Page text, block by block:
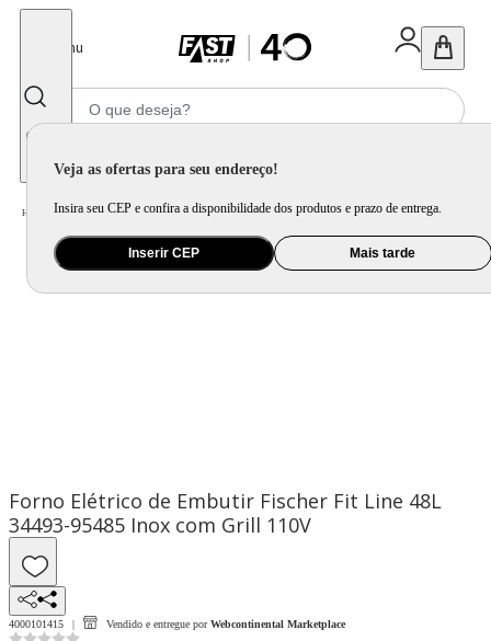
Menu
Veja as ofertas para seu endereço!
Insira seu CEP e confira a disponibilidade dos produtos e prazo de entrega.
Inserir CEP Mais tarde
Home Eletroportátil / Preparo de Alimento / Forno Elétrico
Forno Elétrico de Embutir Fischer Fit Line 48L
34493-95485 Inox com Grill 110V
4000101415 Vendido e entregue por Webcontinental Marketplace